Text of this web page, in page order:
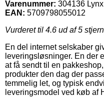
Varenummer: 304136 Lynx
EAN: 5709798055012
Vurderet til 4.6 ud af 5
En del internet selskaber
leveringsløsninger. En der
at få sendt til en
produkter den dag der
temmelig let, og typisk
leveringsmodel ved køb af